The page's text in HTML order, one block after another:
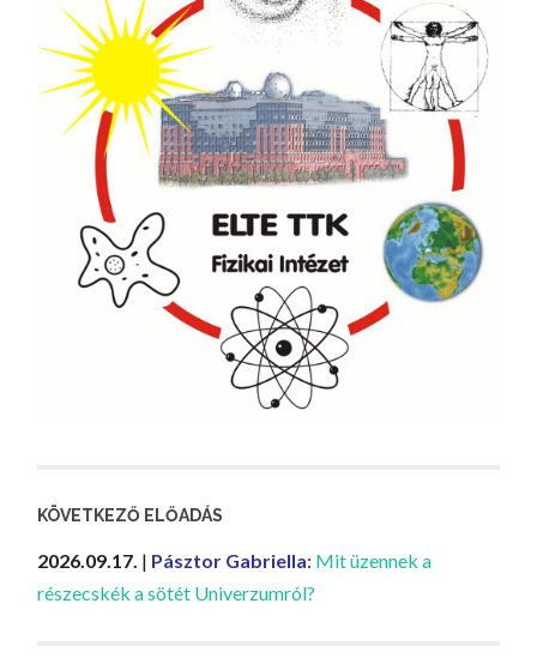
KÖVETKEZŐ ELŐADÁS
2026.09.17. | Pásztor Gabriella: Mit üzennek a
részecskék a sötét Univerzumról?